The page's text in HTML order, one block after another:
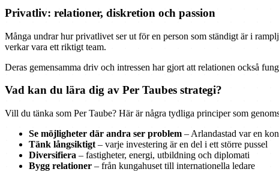
Privatliv: relationer, diskretion och passion
Många undrar hur privatlivet ser ut för en person som ständigt är i
verkar vara ett riktigt team.
Deras gemensamma driv och intressen har gjort att relationen också
Vad kan du lära dig av Per Taubes strategi?
Vill du tänka som Per Taube? Här är några tydliga principer som
Se möjligheter där andra ser problem – Arlandastad var en
Tänk långsiktigt – varje investering är en del i ett större pussel
Diversifiera – fastigheter, energi, utbildning och diplomati
Bygg relationer – från kungahuset till internationella ledare